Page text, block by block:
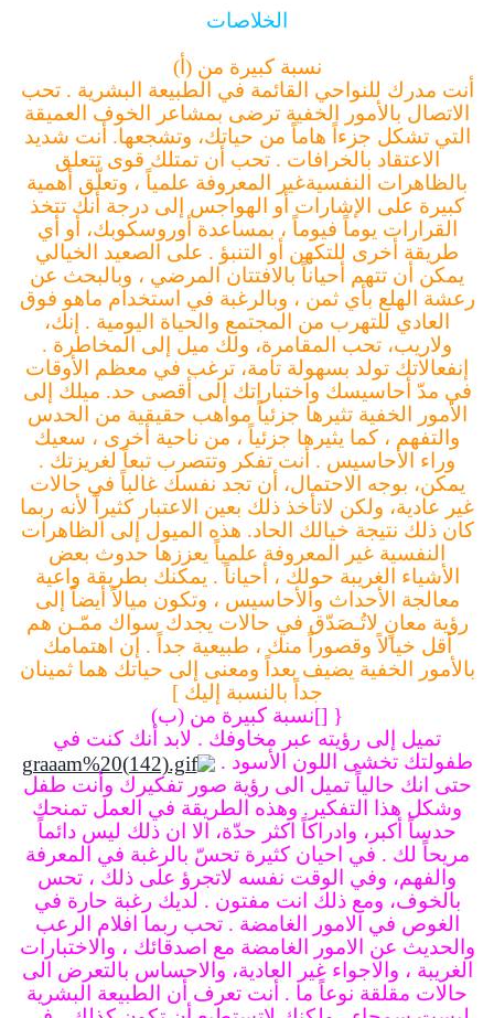
الخلاصات
نسبة كبيرة من (أ)
أنت مدرك للنواحي القائمة في الطبيعة البشرية . تحب
الاتصال بالأمور الخفية ترضى بمشاعر الخوف العميقة
التي تشكل جزءاً هاماً من حياتك، وتشجعها. أنت شديد
الاعتقاد بالخرافات . تحب أن تمتلك قوى تتعلق
بالظاهرات النفسيةغير المعروفة علمياً ، وتعلّق أهمية
كبيرة على الإشارات أو الهواجس إلى درجة أنك تتخذ
القرارات يوماً فيوماً ، بمساعدة أوروسكوبك، أو أي
طريقة أخرى للتكهن أو التنبؤ . على الصعيد الخيالي
يمكن أن تتهم أحياناً بالافتتان المرضي ، وبالبحث عن
رعشة الهلع بأي ثمن ، وبالرغبة في استخدام ماهو فوق
العادي للتهرب من المجتمع والحياة اليومية . إنك،
ولاريب، تحب المقامرة، ولك ميل إلى المخاطرة .
إنفعالاتك تولد بسهولة تامة، ترغب في معظم الأوقات
في مدّ أحاسيسك واختباراتك إلى أقصى حد. ميلك إلى
الأمور الخفية تثيرها جزئياً مواهب حقيقية من الحدس
والتفهم ، كما يثيرها جزئياً ، من ناحية أخرى ، سعيك
وراء الأحاسيس . أنت تفكر وتتصرب تبعاً لغريزتك .
يمكن، بوجه الاحتمال، أن تجد نفسك غالباً في حالات
غير عادية، ولكن لاتأخذ ذلك بعين الاعتبار كثيراً لأنه ربما
كان ذلك نتيجة خيالك الحاد. هذه الميول إلى الظاهرات
النفسية غير المعروفة علمياً يعززها حدوث بعض
الأشياء الغريبة حولك ، أحياناً . يمكنك بطريقة واعية
معالجة الأحداث والأحاسيس ، وتكون ميالاً أيضاً إلى
رؤية معانٍ لاتُـصَدّق في حالات يجدك سواك ممّـن هم
أقل خيالاً وقصوراً منك ، طبيعية جداً . إن اهتمامك
بالأمور الخفية يضيف بعداً ومعنى إلى حياتك هما ثمينان
جداً بالنسبة إليك ]
{ []نسبة كبيرة من (ب)
تميل إلى رؤيته عبر مخاوفك . لابد أنك كنت في
طفولتك تخشى اللون الأسود .
حتى انك حالياً تميل الى رؤية صور تفكيرك وأنت طفل
وشكل هذا التفكير. وهذه الطريقة في العمل تمنحك
حدساً أكبر، وادراكاً اكثر حدّة، الا ان ذلك ليس دائماً
مريحاً لك . في احيان كثيرة تحسّ بالرغبة في المعرفة
والفهم، وفي الوقت نفسه لاتجرؤ على ذلك ، تحس
بالخوف، ومع ذلك انت مفتون . لديك رغبة حارة في
الغوص في الامور الغامضة . تحب ربما افلام الرعب
والحديث عن الامور الغامضة مع اصدقائك ، والاختبارات
الغريبة ، والاجواء غير العادية، والاحساس بالتعرض الى
حالات مقلقة نوعاً ما . أنت تعرف أن الطبيعة البشرية